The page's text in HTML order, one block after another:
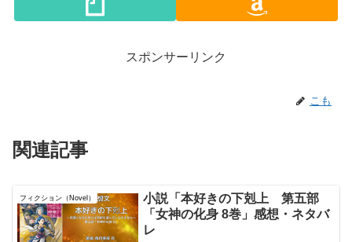
スポンサーリンク
こも
関連記事
フィクション（Novel）
小説「本好きの下剋上 第五部
「女神の化身 8巻」感想・ネタバ
レ